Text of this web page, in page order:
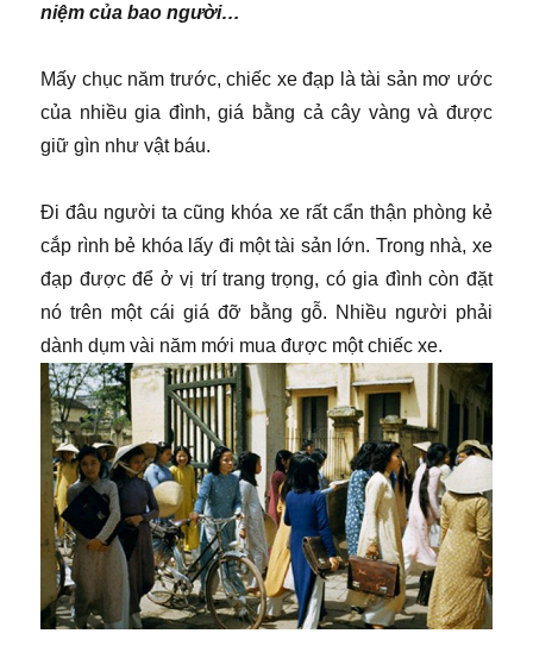
niệm của bao người…
Mấy chục năm trước, chiếc xe đạp là tài sản mơ ước
của nhiều gia đình, giá bằng cả cây vàng và được
giữ gìn như vật báu.
Đi đâu người ta cũng khóa xe rất cẩn thận phòng kẻ
cắp rình bẻ khóa lấy đi một tài sản lớn. Trong nhà, xe
đạp được để ở vị trí trang trọng, có gia đình còn đặt
nó trên một cái giá đỡ bằng gỗ. Nhiều người phải
dành dụm vài năm mới mua được một chiếc xe.